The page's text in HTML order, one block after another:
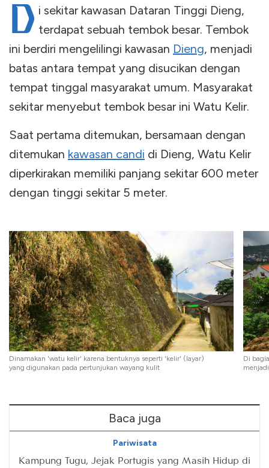
D i sekitar kawasan Dataran Tinggi Dieng,
terdapat sebuah tembok besar. Tembok
ini berdiri mengelilingi kawasan Dieng, menjadi
batas antara tempat yang disucikan dengan
tempat tinggal masyarakat umum. Masyarakat
sekitar menyebut tembok besar ini Watu Kelir.
Saat pertama ditemukan, bersamaan dengan
ditemukan kawasan candi di Dieng, Watu Kelir
diperkirakan memiliki panjang sekitar 600 meter
dengan tinggi sekitar 5 meter.
Dinamakan 'watu kelir' karena bentuknya seperti 'kelir' (layar)
yang digunakan pada pertunjukan wayang kulit
Di
Baca juga
Pariwisata
Kampung Tugu, Jejak Portugis yang Masih Hidup di